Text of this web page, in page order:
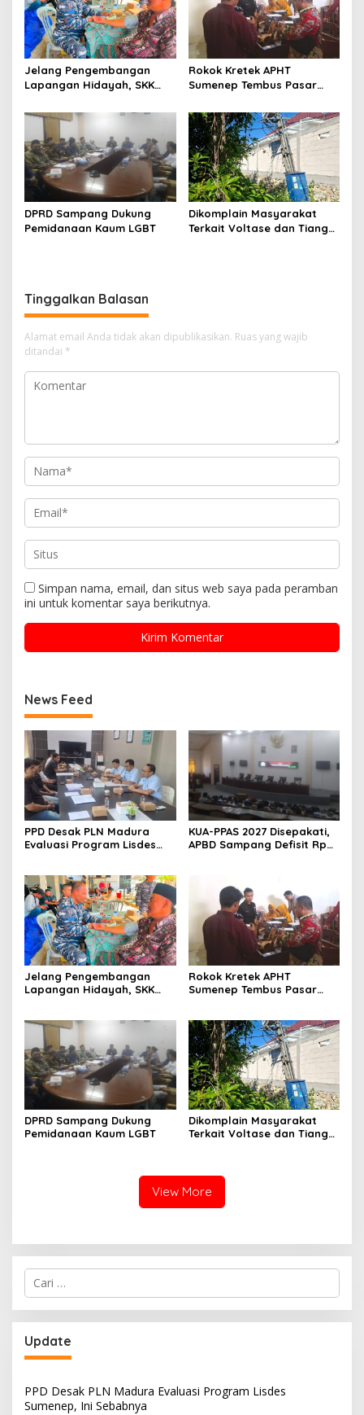
Jelang Pengembangan
Lapangan Hidayah, SKK
Perkuat Sinergi dengan
Nelayan Sampang
Rokok Kretek APHT
Sumenep Tembus Pasar
DPRD Sampang Dukung
Pemidanaan Kaum LGBT
Dikomplain Masyarakat
Terkait Voltase dan Tiang
Tinggalkan Balasan
Alamat email Anda tidak akan dipublikasikan. Ruas yang wajib
ditandai *
Simpan nama, email, dan situs web saya pada peramban
ini untuk komentar saya berikutnya.
News Feed
PPD Desak PLN Madura
Evaluasi Program Lisdes
KUA-PPAS 2027 Disepakati,
APBD Sampang Defisit Rp
Jelang Pengembangan
Lapangan Hidayah, SKK
Nelayan Sampang
Rokok Kretek APHT
Sumenep Tembus Pasar
DPRD Sampang Dukung
Pemidanaan Kaum LGBT
Dikomplain Masyarakat
Terkait Voltase dan Tiang
View More
Cari
untuk:
Update
PPD Desak PLN Madura Evaluasi Program Lisdes
Sumenep, Ini Sebabnya